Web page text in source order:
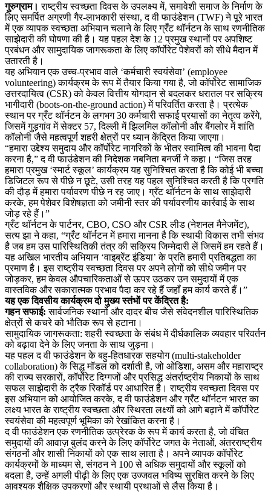
गुरुग्राम। राष्ट्रीय स्वच्छता दिवस के उपलक्ष्य में, समावेशी समाज के निर्माण के
लिए समर्पित अग्रणी गैर-लाभकारी संस्था, द वी फाउंडेशन (TWF) ने पूरे भारत
में एक व्यापक स्वच्छता अभियान चलाने के लिए ग्रँट थॉर्नटन के साथ रणनीतिक
साझेदारी की घोषणा की है। यह पहल देश के 12 प्रमुख स्थानों पर अपशिष्ट
प्रबंधन और सामुदायिक जागरूकता के लिए कॉर्पोरेट पेशेवरों को सीधे मैदान में
उतारती है।
यह अभियान एक उच्च-प्रभाव वाले ‘कर्मचारी स्वयंसेवा’ (employee
volunteering) कार्यक्रम के रूप में तैयार किया गया है, जो कॉर्पोरेट सामाजिक
उत्तरदायित्व (CSR) को केवल वित्तीय योगदान से बदलकर धरातल पर सक्रिय
भागीदारी (boots-on-the-ground action) में परिवर्तित करता है। प्रत्येक
स्थान पर ग्रँट थॉर्नटन के लगभग 30 कर्मचारी सफाई प्रयासों का नेतृत्व करेंगे,
जिसमें गुड़गांव में सेक्टर 57, दिल्ली में झिलमिल कॉलोनी और बैंगलोर में शांति
कॉलोनी जैसे महत्वपूर्ण शहरी क्षेत्रों पर ध्यान केंद्रित किया जाएगा।
“हमारा उद्देश्य समुदाय और कॉर्पोरेट नागरिकों के भीतर स्वामित्व की भावना पैदा
करना है,” द वी फाउंडेशन की निदेशक नबनिता बनर्जी ने कहा। “जिस तरह
हमारा प्रमुख ‘स्मार्ट स्कूल’ कार्यक्रम यह सुनिश्चित करता है कि कोई भी बच्चा
डिजिटल रूप से पीछे न छूटे, उसी तरह यह पहल सुनिश्चित करती है कि प्रगति
की दौड़ में हमारा पर्यावरण पीछे न रह जाए। ग्रँट थॉर्नटन के साथ साझेदारी
करके, हम पेशेवर विशेषज्ञता को जमीनी स्तर की पर्यावरणीय कार्रवाई के साथ
जोड़ रहे हैं।”
ग्रँट थॉर्नटन के पार्टनर, CBO, CSO और CSR लीड (नेशनल मैनेजमेंट),
सत्य झा ने कहा, “ग्रँट थॉर्नटन में हमारा मानना है कि स्थायी विकास तभी संभव
है जब हम उस पारिस्थितिकी तंत्र की सक्रिय जिम्मेदारी लें जिसमें हम रहते हैं।
यह अखिल भारतीय अभियान ‘वाइब्रेंट इंडिया’ के प्रति हमारी प्रतिबद्धता का
प्रमाण है। इस राष्ट्रीय स्वच्छता दिवस पर अपने लोगों को सीधे जमीन पर
जोड़कर, हम केवल औपचारिकताओं से ऊपर उठकर उन समुदायों में एक
वास्तविक और सकारात्मक प्रभाव पैदा कर रहे हैं जहाँ हम कार्य करते हैं।”
यह एक दिवसीय कार्यक्रम दो मुख्य स्तंभों पर केंद्रित है:
गहन सफाई: सार्वजनिक स्थानों और दादर बीच जैसे संवेदनशील पारिस्थितिक
क्षेत्रों से कचरे को भौतिक रूप से हटाना।
सामुदायिक जागरूकता: शहरी स्वच्छता के संबंध में दीर्घकालिक व्यवहार परिवर्तन
को बढ़ावा देने के लिए जनता के साथ जुड़ना।
यह पहल द वी फाउंडेशन के बहु-हितधारक सहयोग (multi-stakeholder
collaboration) के सिद्ध मॉडल को दर्शाती है, जो ओडिशा, असम और महाराष्ट्र
की राज्य सरकारों, कॉर्पोरेट दिग्गजों और प्रसिद्ध अंतर्राष्ट्रीय निकायों के साथ
सफल साझेदारी के ट्रैक रिकॉर्ड पर आधारित है। राष्ट्रीय स्वच्छता दिवस पर
इस अभियान को आयोजित करके, द वी फाउंडेशन और ग्रँट थॉर्नटन भारत का
लक्ष्य भारत के राष्ट्रीय स्वच्छता और स्थिरता लक्ष्यों को आगे बढ़ाने में कॉर्पोरेट
स्वयंसेवा की महत्वपूर्ण भूमिका को रेखांकित करना है।
द वी फाउंडेशन एक रणनीतिक उत्प्रेरक के रूप में कार्य करता है, जो वंचित
समुदायों की आवाज़ बुलंद करने के लिए कॉर्पोरेट जगत के नेताओं, अंतरराष्ट्रीय
संगठनों और शासी निकायों को एक साथ लाता है। अपने व्यापक कॉर्पोरेट
कार्यक्रमों के माध्यम से, संगठन ने 100 से अधिक समुदायों और स्कूलों को
बदला है, उन्हें अगली पीढ़ी के लिए एक उज्जवल भविष्य सुरक्षित करने के लिए
आवश्यक शैक्षिक उपकरणों और स्थायी प्रथाओं से लैस किया है।